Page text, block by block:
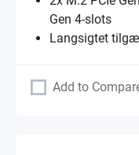
Gen 4-slots
Langsigtet
Add to